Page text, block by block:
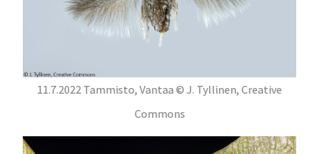
11.7.2022 Tammisto, Vantaa © J. Tyllinen, Creative
Commons